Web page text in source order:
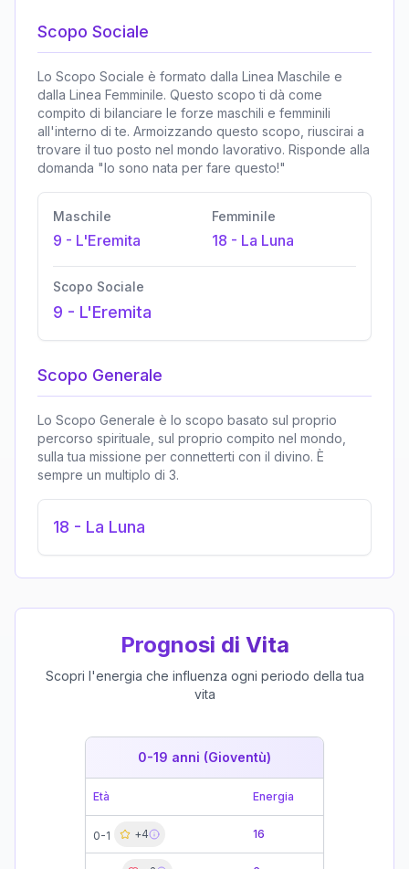
Scopo Sociale
Lo Scopo Sociale è formato dalla Linea Maschile e
dalla Linea Femminile. Questo scopo ti dà come
compito di bilanciare le forze maschili e femminili
all'interno di te. Armoizzando questo scopo, riuscirai a
trovare il tuo posto nel mondo lavorativo. Risponde alla
domanda "Io sono nata per fare questo!"
Maschile
9 - L'Eremita
Femminile
18 - La Luna
Scopo Sociale
9 - L'Eremita
Scopo Generale
Lo Scopo Generale è lo scopo basato sul proprio
percorso spirituale, sul proprio compito nel mondo,
sulla tua missione per connetterti con il divino. È
sempre un multiplo di 3.
18 - La Luna
Prognosi di Vita
Scopri l'energia che influenza ogni periodo della tua
vita
0-19 anni (Gioventù)
Età Energia
0-1 +4 16